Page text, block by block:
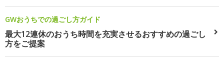
GWおうちでの過ごし方ガイド
最大12連休のおうち時間を充実させるおすすめの過ごし
方をご提案